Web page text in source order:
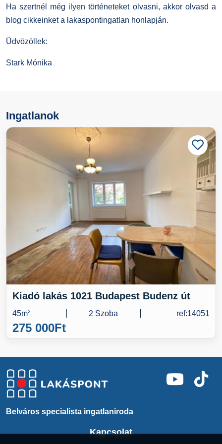
Ha szertnél még ilyen történeteket olvasni, akkor olvasd a
blog cikkeinket a lakaspontingatlan honlapján.
Üdvözöllek:
Stark Mónika
Ingatlanok
Kiadó lakás 1021 Budapest Budenz út
45m2 2 Szoba ref:14051
275 000Ft
Kapcsolat
Belváros specialista ingatlaniroda